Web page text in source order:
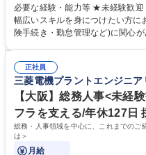
営を支えるゼネラリストをめざせます。 ・初期業務：労働時
計算、社会保険対応、福利厚生管
します。ご経験に応じて、休職者
幅広く経験を積みたい意欲がある方に最適
務・人事】未経験歓迎/日立グル
指す
必要な経験・能力等 ★未経験歓
幅広いスキルを身につけたい方におすすめ！ ■労務管理
険手続き・勤怠管理など)に関心
のご経験 ■労務管理（給与計算・
■衛生管理者の資格をお持ちの方 学歴・資格 学歴：大学院 大学 高専 短大
専修学校 高校 語学力： 資格：
正社員
三菱電機プラントエンジニ
【大阪】総務人事<未経
フラを支える/年休127日
総務・人事領域を中心に、これまでのご
は＞
月給